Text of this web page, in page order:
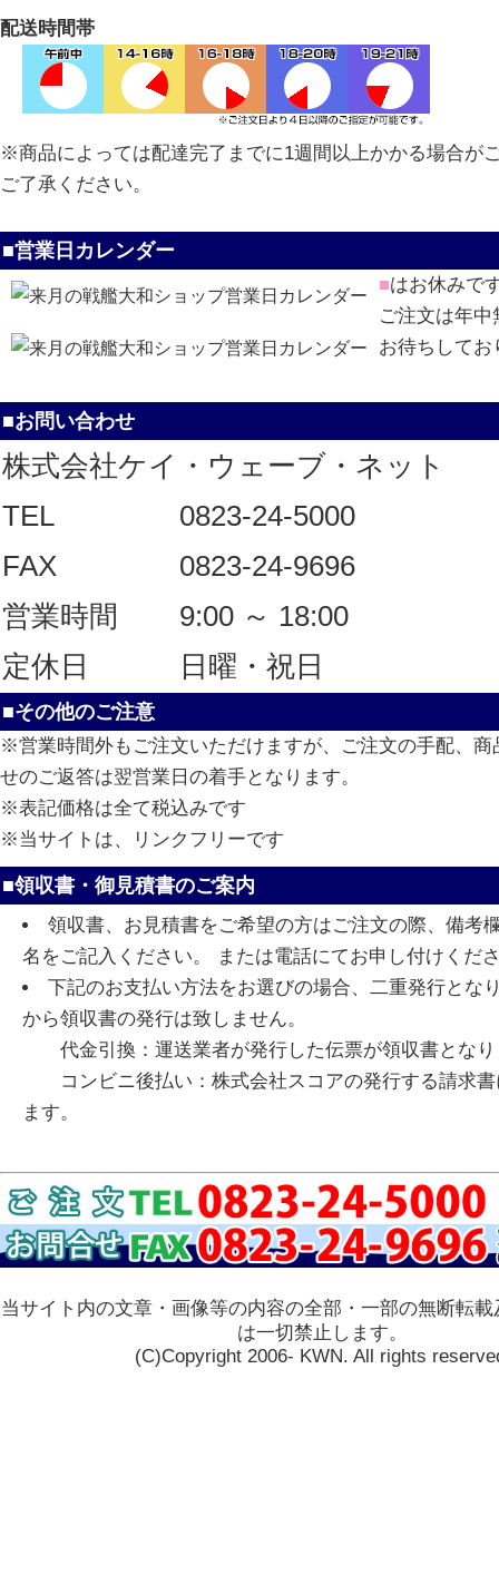
配送時間帯
※商品によっては配達完了までに1週間以上かかる場合が
ご了承ください。
■営業日カレンダー
■はお休みで
ご注文は年
お待ちしてお
■お問い合わせ
株式会社ケイ・ウェーブ・ネット
TEL
0823-24-5000
FAX
0823-24-9696
営業時間
9:00 ～ 18:00
定休日
日曜・祝日
■その他のご注意
※営業時間外もご注文いただけますが、ご注文の手配、商
せのご返答は翌営業日の着手となります。
※表記価格は全て税込みです
※当サイトは、リンクフリーです
■領収書・御見積書のご案内
領収書、お見積書をご希望の方はご注文の際、備考
名をご記入ください。 または電話にてお申し付けくだ
下記のお支払い方法をお選びの場合、二重発行とな
から領収書の発行は致しません。
代金引換：運送業者が発行した伝票が領収書となり
コンビニ後払い：株式会社スコアの発行する請求書
ます。
当サイト内の文章・画像等の内容の全部・一部の無断転
は一切禁止します。
(C)Copyright 2006- KWN. All rights